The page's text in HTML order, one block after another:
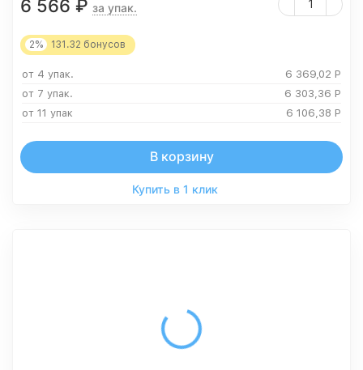
6 566 ₽ за упак.
2% 131.32 бонусов
от 4 упак. 6 369,02 Р
от 7 упак.
6 303,36 Р
от 11 упак
6 106,38 Р
В корзину
Купить в 1 клик